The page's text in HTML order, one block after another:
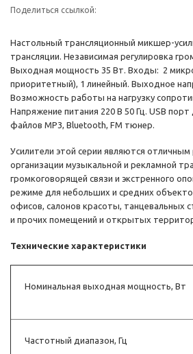
Поделиться ссылкой:
Настольный трансляционный микшер-
трансляции. Независимая регулировка
Выходная мощность 35 Вт. Входы: 2
приоритетный), 1 линейный. Выходное
Возможность работы на нагрузку
Напряжение питания 220 В 50 Гц. USB
файлов MP3, Bluetooth, FM тюнер.
Усилители этой серии являются
организации музыкальной и рекламной
громкоговорящей связи и экстренного
режиме для небольших и средних
офисов, салонов красоты, танцевальных
и прочих помещений и открытых
Технические характеристики
Номинальная выходная мощность, Вт
Частотный диапазон, Гц